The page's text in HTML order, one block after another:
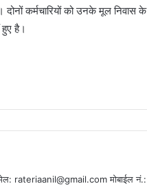
कर्मचारियों को उनके मूल निवास के
है।
rateriaanil@gmail.comमोबाईल नं.: